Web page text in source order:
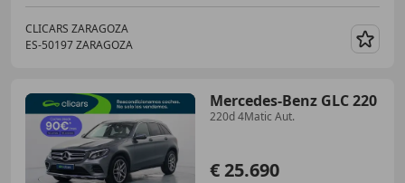
CLICARS ZARAGOZA
ES-50197 ZARAGOZA
Mercedes-Benz GLC 220
220d 4Matic Aut.
€ 25.690